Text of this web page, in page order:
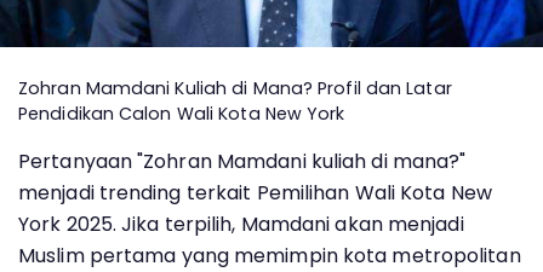
Zohran Mamdani Kuliah di Mana? Profil dan Latar
Pendidikan Calon Wali Kota New York
Pertanyaan "Zohran Mamdani kuliah di mana?"
menjadi trending terkait Pemilihan Wali Kota New
York 2025. Jika terpilih, Mamdani akan menjadi
Muslim pertama yang memimpin kota metropolitan